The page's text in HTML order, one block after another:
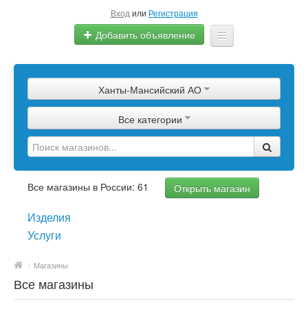
Вход или Регистрация
Добавить объявление
Сырье
Изделия
Оборудование
Услуги
Ханты-Мансийский АО
Все категории
Все магазины в России: 61 Открыть магазин
Изделия
Услуги
/ Магазины
Все магазины